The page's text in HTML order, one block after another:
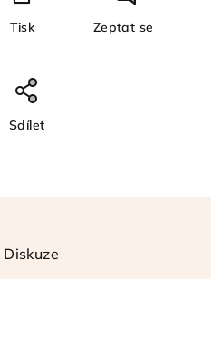
Tisk Zeptat se
Sdílet
Diskuze